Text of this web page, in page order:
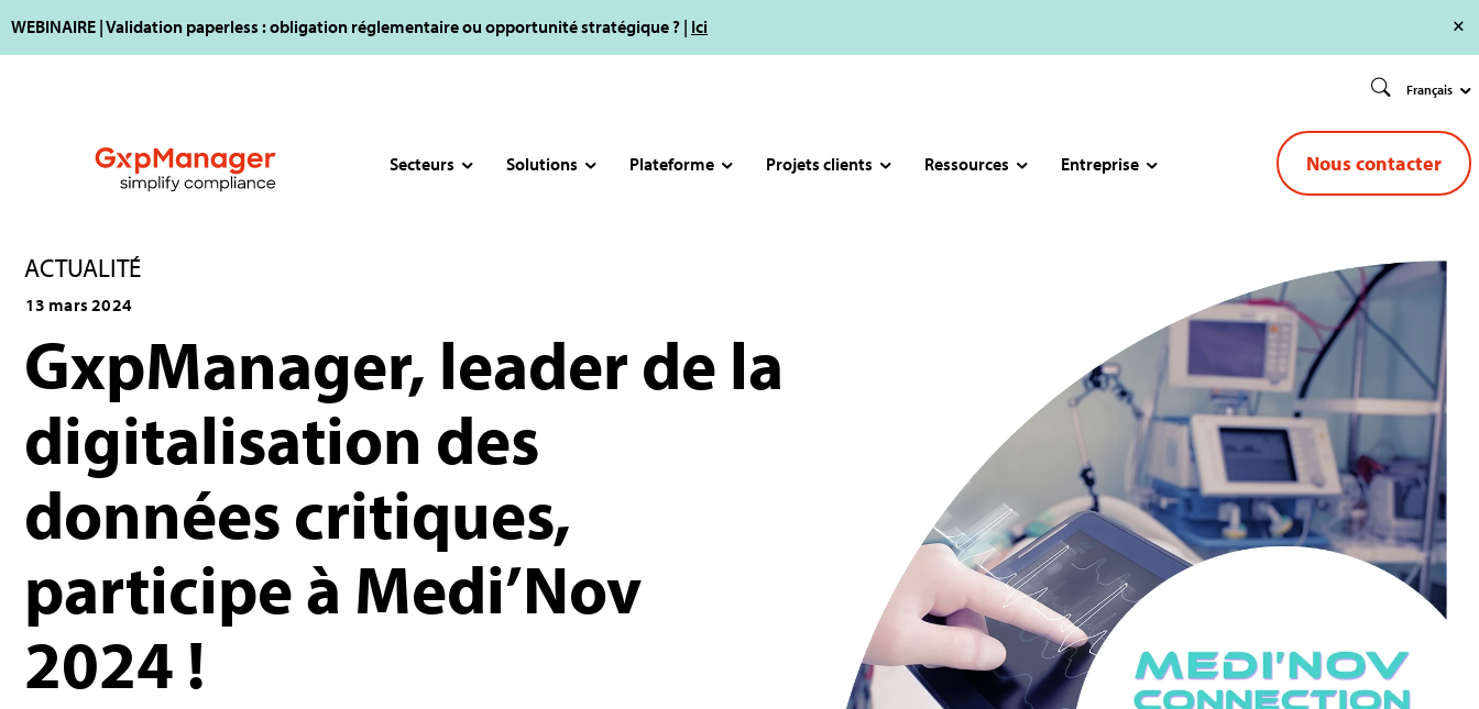
WEBINAIRE | Validation paperless : obligation réglementaire ou opportunité stratégique ? | Ici
Français
Secteurs Solutions Plateforme Projets clients Ressources Entreprise Nous contacter
ACTUALITÉ
13 mars 2024
GxpManager, leader de la
digitalisation des
données critiques,
participe à Medi’Nov
2024 !